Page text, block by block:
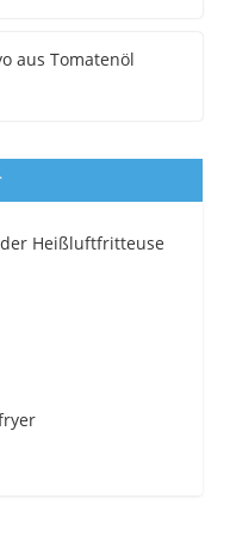
aus Tomatenöl
Heißluftfritteuse